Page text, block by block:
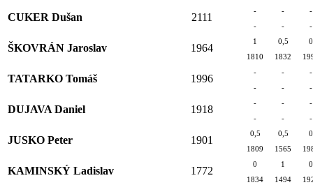
CUKER Dušan 2111
- -
-
-
- -
ŠKOVRÁN Jaroslav 1964
1 0,5
0
1810
1832
TATARKO Tomáš 1996
- -
-
-
- -
DUJAVA Daniel 1918
- -
-
-
- -
JUSKO Peter 1901
0,5 0,5
0
1809
1565
KAMINSKÝ Ladislav 1772
0 1
0
1834
1494